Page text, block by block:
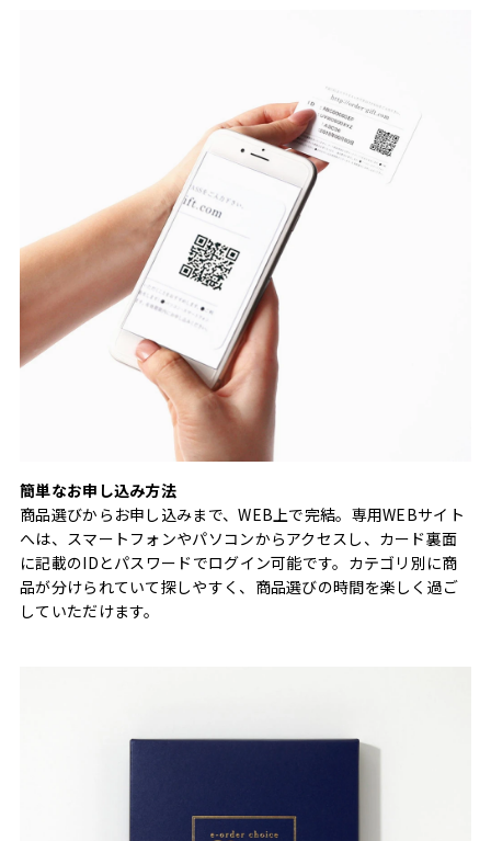
簡単なお申し込み方法
商品選びからお申し込みまで、WEB上で完結。専用WEBサイト
へは、スマートフォンやパソコンからアクセスし、カード裏面
に記載のIDとパスワードでログイン可能です。カテゴリ別に商
品が分けられていて探しやすく、商品選びの時間を楽しく過ご
していただけます。